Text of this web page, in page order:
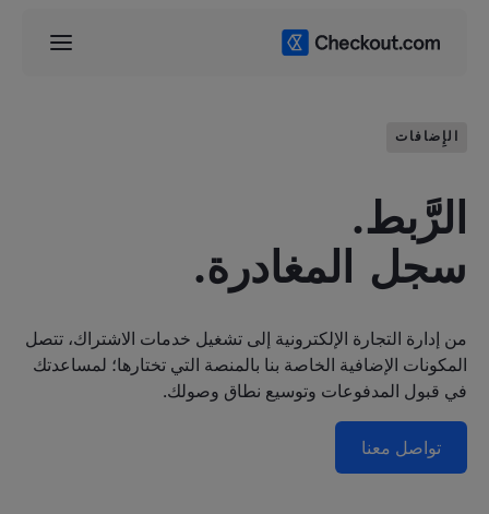
الإِضافات
الرَّبط.
سجل المغادرة.
من إدارة التجارة الإلكترونية إلى تشغيل خدمات الاشتراك، تتصل
المكونات الإضافية الخاصة بنا بالمنصة التي تختارها؛ لمساعدتك
في قبول المدفوعات وتوسيع نطاق وصولك.
تواصل معنا